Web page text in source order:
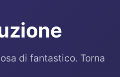
di fantastico. Torna